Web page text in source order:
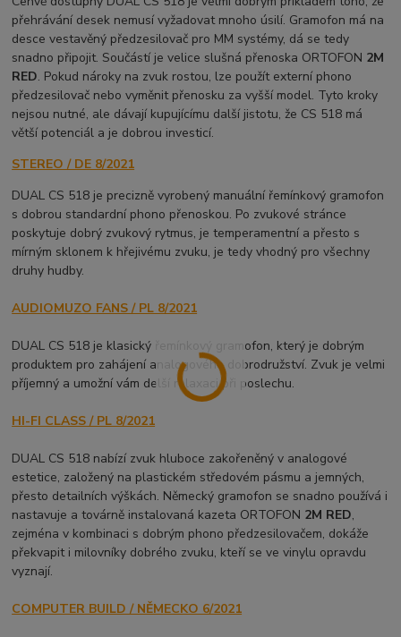
přehrávání desek nemusí vyžadovat mnoho úsilí. Gramofon má na
desce vestavěný předzesilovač pro MM systémy, dá se tedy
snadno připojit. Součástí je velice slušná přenoska ORTOFON 2M
RED. Pokud nároky na zvuk rostou, lze použít externí phono
předzesilovač nebo vyměnit přenosku za vyšší model. Tyto kroky
nejsou nutné, ale dávají kupujícímu další jistotu, že CS 518 má
větší potenciál a je dobrou investicí.
STEREO / DE 8/2021
DUAL CS 518 je precizně vyrobený manuální řemínkový gramofon
s dobrou standardní phono přenoskou. Po zvukové stránce
poskytuje dobrý zvukový rytmus, je temperamentní a přesto s
mírným sklonem k hřejivému zvuku, je tedy vhodný pro všechny
druhy hudby.
AUDIOMUZO FANS / PL 8/2021
DUAL CS 518 je klasický řemínkový gramofon, který je dobrým
produktem pro zahájení analogového dobrodružství. Zvuk je velmi
příjemný a umožní vám delší relaxaci při poslechu.
HI-FI CLASS / PL 8/2021
DUAL CS 518 nabízí zvuk hluboce zakořeněný v analogové
estetice, založený na plastickém středovém pásmu a jemných,
přesto detailních výškách. Německý gramofon se snadno používá i
nastavuje a továrně instalovaná kazeta ORTOFON 2M RED,
zejména v kombinaci s dobrým phono předzesilovačem, dokáže
překvapit i milovníky dobrého zvuku, kteří se ve vinylu opravdu
vyznají.
COMPUTER BUILD / NĚMECKO 6/2021